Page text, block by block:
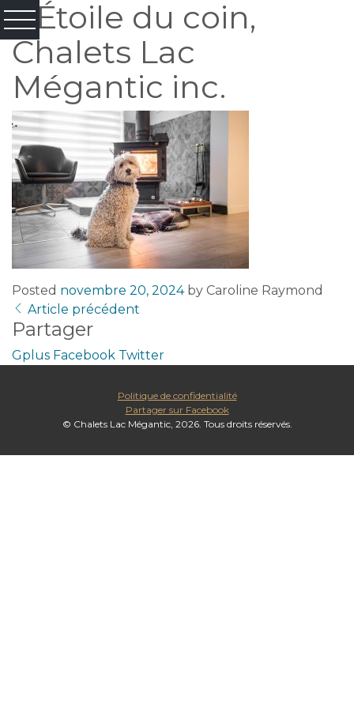
L’Étoile du coin,
Chalets Lac
Mégantic inc.
Posted novembre 20, 2024by Caroline Raymond
Article précédent
Partager
Gplus Facebook Twitter
© Chalets Lac Mégantic, 2026. Tous droits réservés.
Politique de confidentialité
Partager sur Facebook